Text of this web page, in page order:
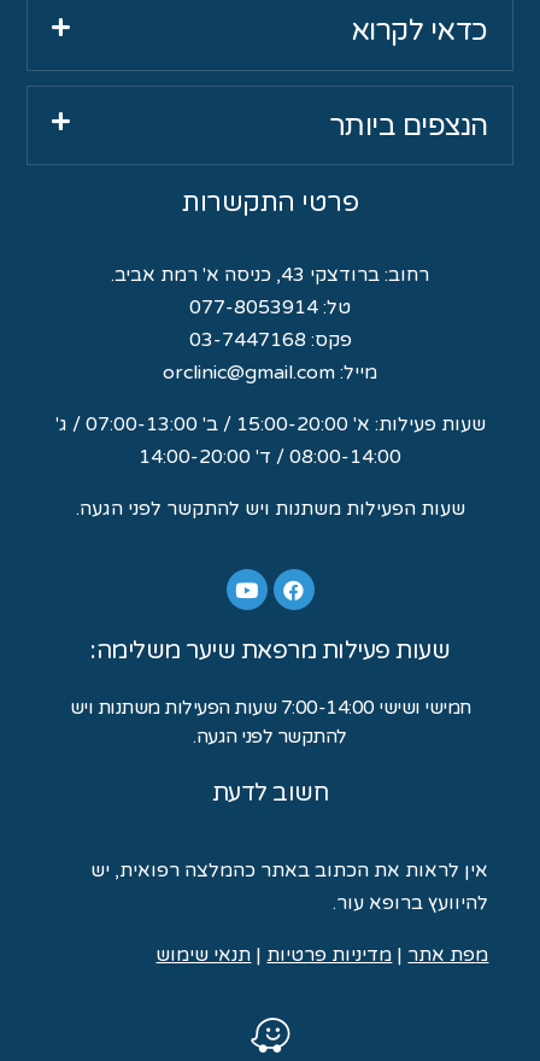
כדאי לקרוא
הנצפים ביותר
פרטי התקשרות
רחוב: ברודצקי 43, כניסה א' רמת אביב.
טל: 077-8053914
פקס: 03-7447168
מייל: orclinic@gmail.com
שעות פעילות: א' 15:00-20:00 / ב' 07:00-13:00 / ג'
08:00-14:00 / ד' 14:00-20:00
שעות הפעילות משתנות ויש להתקשר לפני הגעה.
שעות פעילות מרפאת שיער משלימה:
חמישי ושישי 7:00-14:00 שעות הפעילות משתנות ויש
להתקשר לפני הגעה.
חשוב לדעת
אין לראות את הכתוב באתר כהמלצה רפואית, יש
להיוועץ ברופא עור.
מפת אתר | מדיניות פרטיות | תנאי שימוש